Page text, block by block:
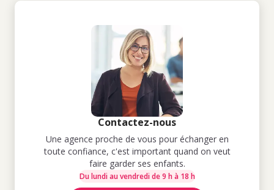
Contactez-nous
Une agence proche de vous pour échanger en
toute confiance, c'est important quand on veut
faire garder ses enfants.
Du lundi au vendredi de 9 h à 18 h